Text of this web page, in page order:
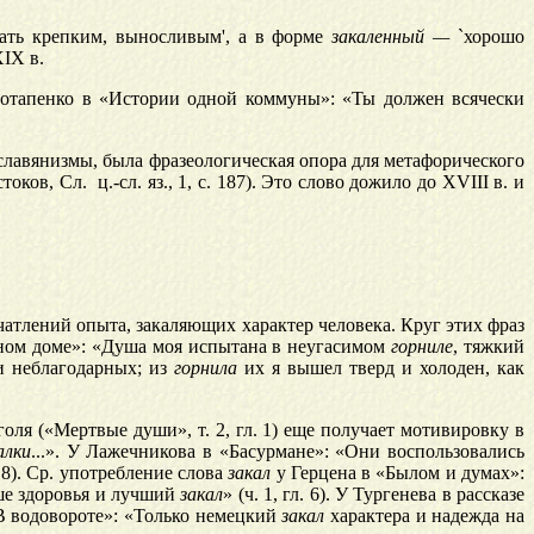
крепким, выносливым', а в формезакаленный —`хорошо
в.
в «Истории одной коммуны»: «Ты должен всячески
была фразеологическая опора для метафорического
Сл. ц.-сл. яз., 1, с. 187). Это слово дожило до XVIII в. и
опыта, закаляющих характер человека. Круг этих фраз
доме»: «Душа моя испытана в неугасимомгорниле, тяжкий
неблагодарных; из горнила их я вышел тверд и холоден, как
(«Мертвые души», т. 2, гл. 1) еще получает мотивировку в
...». У Лажечникова в «Басурмане»: «Они воспользовались
Ср. употребление словазакал у Герцена в «Былом и думах»:
здоровья и лучшийзакал» (ч. 1, гл. 6). У Тургенева в рассказе
водовороте»: «Только немецкийзакал характера и надежда на